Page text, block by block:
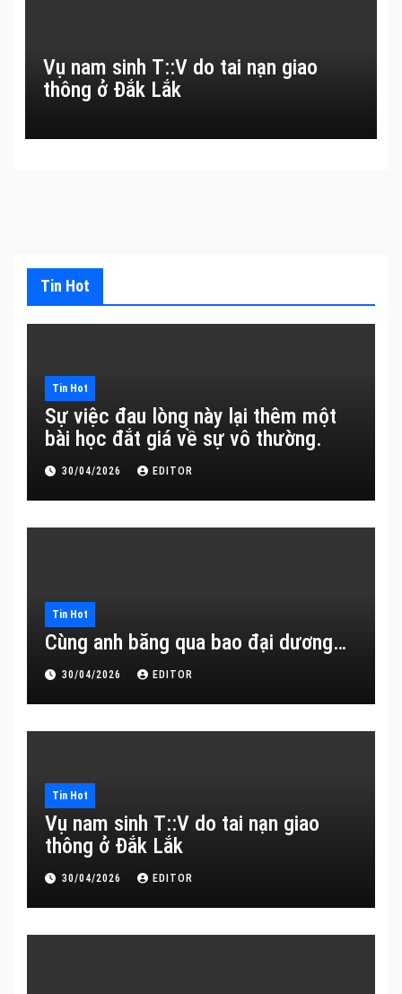
Vụ nam sinh T::V do tai nạn giao
thông ở Đắk Lắk
Tin Hot
Tin Hot
Sự việc đau lòng này lại thêm một
bài học đắt giá về sự vô thường.
30/04/2026 EDITOR
Tin Hot
Cùng anh băng qua bao đại dương…
30/04/2026 EDITOR
Tin Hot
Vụ nam sinh T::V do tai nạn giao
thông ở Đắk Lắk
30/04/2026 EDITOR